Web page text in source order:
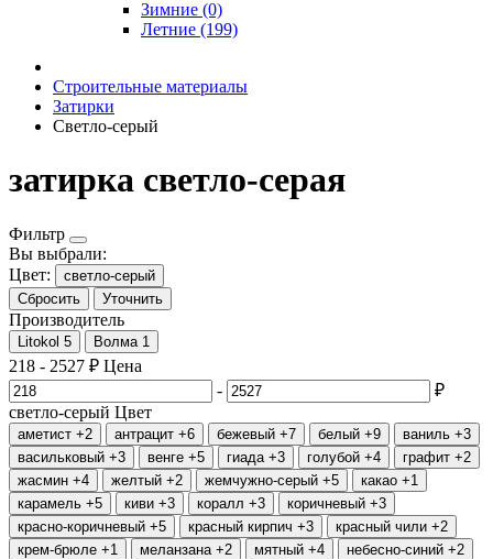
Зимние (0)
Летние (199)
Строительные материалы
Затирки
Светло-серый
затирка светло-серая
Фильтр
Вы выбрали:
Цвет:
светло-серый
Сбросить
Уточнить
Производитель
Litokol 5 Волма 1
218 - 2527 ₽ Цена
-
₽
светло-серый Цвет
аметист +2 антрацит +6 бежевый +7 белый +9 ваниль +3
васильковый +3 венге +5 гиада +3 голубой +4 графит +2
жасмин +4 желтый +2 жемчужно-серый +5 какао +1
карамель +5 киви +3 коралл +3 коричневый +3
красно-коричневый +5 красный кирпич +3 красный чили +2
крем-брюле +1 меланзана +2 мятный +4 небесно-синий +2